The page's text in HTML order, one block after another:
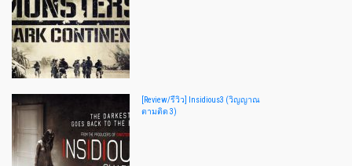
[Review/รีวิว] Insidious3 (วิญญาณ
ตามติด 3)